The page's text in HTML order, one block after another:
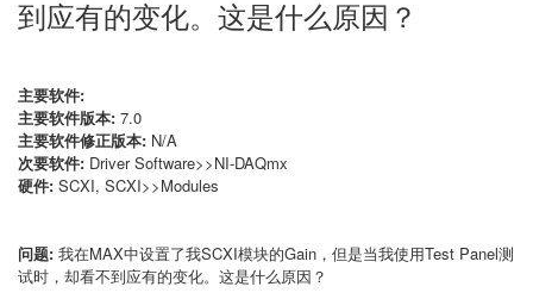
到应有的变化。这是什么原因？
主要软件:
主要软件版本: 7.0
主要软件修正版本: N/A
次要软件: Driver Software>>NI-DAQmx
硬件: SCXI, SCXI>>Modules
问题: 我在MAX中设置了我SCXI模块的Gain，但是当我使用Test Panel测
试时，却看不到应有的变化。这是什么原因？